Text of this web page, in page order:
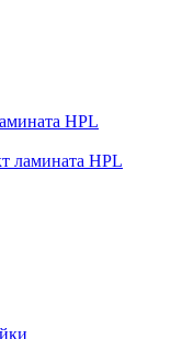
HPL
ламината HPL